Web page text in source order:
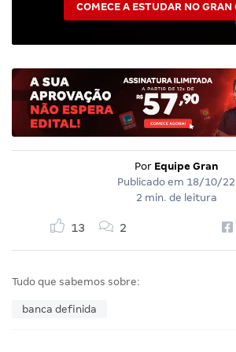
COMECE A ESTUDAR NO GRAN
Por Equipe Gran
Publicado em 18/10/22
2 min. de leitura
13 2
Tudo que sabemos sobre:
banca definida